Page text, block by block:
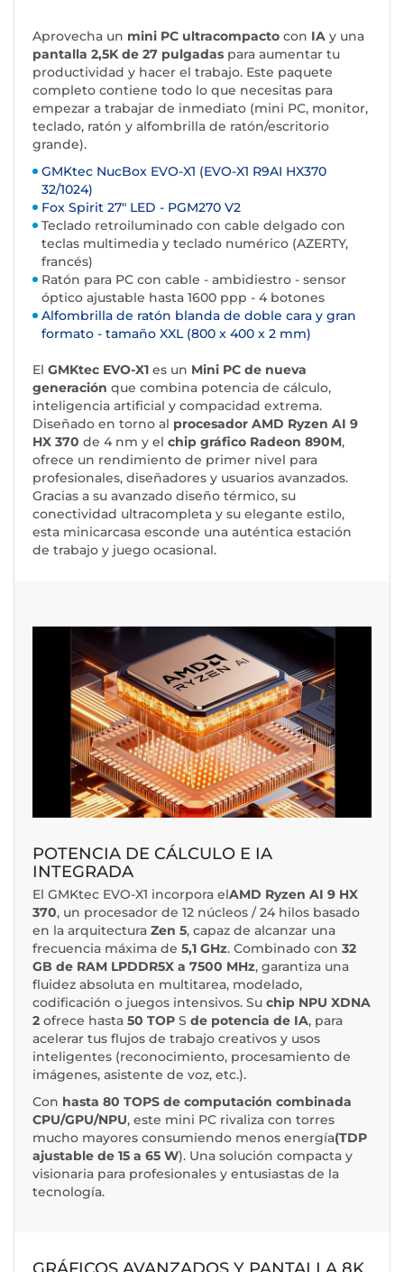
Aprovecha un mini PC ultracompacto con IA y una
pantalla 2,5K de 27 pulgadas para aumentar tu
productividad y hacer el trabajo. Este paquete
completo contiene todo lo que necesitas para
empezar a trabajar de inmediato (mini PC, monitor,
teclado, ratón y alfombrilla de ratón/escritorio
grande).
GMKtec NucBox EVO-X1 (EVO-X1 R9AI HX370
32/1024)
Fox Spirit 27" LED - PGM270 V2
Teclado retroiluminado con cable delgado con
teclas multimedia y teclado numérico (AZERTY,
francés)
Ratón para PC con cable - ambidiestro - sensor
óptico ajustable hasta 1600 ppp - 4 botones
Alfombrilla de ratón blanda de doble cara y gran
formato - tamaño XXL (800 x 400 x 2 mm)
El GMKtec EVO-X1 es un Mini PC de nueva
generación que combina potencia de cálculo,
inteligencia artificial y compacidad extrema.
Diseñado en torno al procesador AMD Ryzen AI 9
HX 370 de 4 nm y el chip gráfico Radeon 890M,
ofrece un rendimiento de primer nivel para
profesionales, diseñadores y usuarios avanzados.
Gracias a su avanzado diseño térmico, su
conectividad ultracompleta y su elegante estilo,
esta minicarcasa esconde una auténtica estación
de trabajo y juego ocasional.
POTENCIA DE CÁLCULO E IA
INTEGRADA
El GMKtec EVO-X1 incorpora elAMD Ryzen AI 9 HX
370, un procesador de 12 núcleos / 24 hilos basado
en la arquitectura Zen 5, capaz de alcanzar una
frecuencia máxima de 5,1 GHz. Combinado con 32
GB de RAM LPDDR5X a 7500 MHz, garantiza una
fluidez absoluta en multitarea, modelado,
codificación o juegos intensivos. Su chip NPU XDNA
2 ofrece hasta 50 TOP S de potencia de IA, para
acelerar tus flujos de trabajo creativos y usos
inteligentes (reconocimiento, procesamiento de
imágenes, asistente de voz, etc.).
Con hasta 80 TOPS de computación combinada
CPU/GPU/NPU, este mini PC rivaliza con torres
mucho mayores consumiendo menos energía(TDP
ajustable de 15 a 65 W). Una solución compacta y
visionaria para profesionales y entusiastas de la
tecnología.